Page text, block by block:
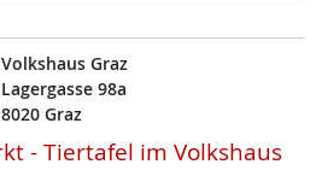
Volkshaus Graz
Lagergasse 98a
8020 Graz
- Tiertafel im Volkshaus